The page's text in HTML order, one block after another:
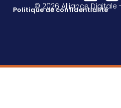
© 2026 Alliance Digitale
Politique de confidentialité